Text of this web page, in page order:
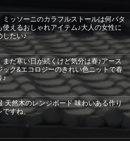
ミッソーニのカラフルストールは何パタ
使えるおしゃれアイテム♪大人の女性に
したい♪
まだ寒い日が続くけど気分は春♪アース
ック&エコロジーのきれい色ニットで春
♪
天然木のレンジボード 味わいある作り
ですね。